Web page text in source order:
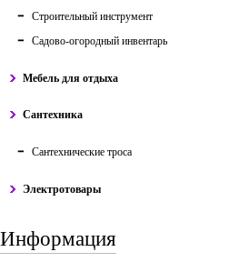
Строительный инструмент
Садово-огородный инвентарь
Мебель для отдыха
Сантехника
Сантехнические троса
Электротовары
Информация